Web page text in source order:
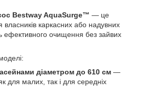
Bestway AquaSurge™ — це
власників каркасних або надувних
ефективного очищення без зайвих
діаметром до 610 см —
для малих, так і для середніх